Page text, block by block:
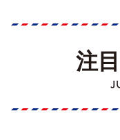
注